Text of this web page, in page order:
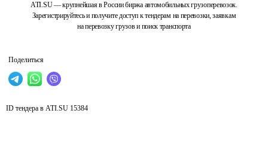
ATI.SU — крупнейшая в России биржа автомобильных грузоперевозок.
Зарегистрируйтесь и получите доступ к тендерам на перевозки, заявкам
на перевозку грузов и поиск транспорта
Поделиться
ID тендера в ATI.SU 15384